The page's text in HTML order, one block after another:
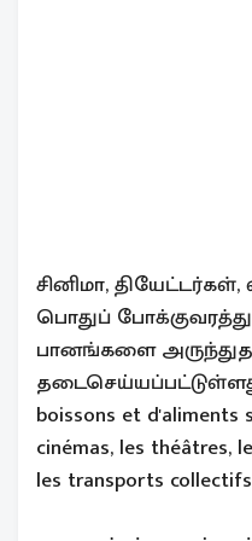
சினிமா,
பொதுப்
பானங்களை
boissons et d'aliments
cinémas, les théâtres,
les transports